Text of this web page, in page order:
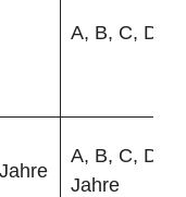
A, B, C, D
A, B, C, D
Jahre